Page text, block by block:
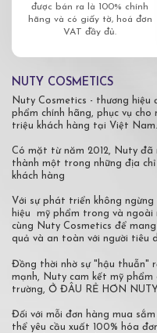
được bán ra là 100% chính
hãng và có giấy tờ, hoá đơn
VAT đầy đủ.
NUTY COSMETICS
Nuty Cosmetics - thương
phẩm chính hãng, phục vụ
triệu khách hàng tại Việt Nam.
Có mặt từ năm 2012, Nuty đã
thành một trong những địa
khách hàng
Với sự phát triển không
hiệu mỹ phẩm trong và ngoài
cùng Nuty Cosmetics để
quả và an toàn với người tiêu
Đồng thời nhờ sự "hậu thuẫn"
mạnh, Nuty cam kết mỹ
trường, Ở ĐÂU RẺ HƠN
Đối với mỗi đơn hàng mua
thể yêu cầu xuất 100% hóa